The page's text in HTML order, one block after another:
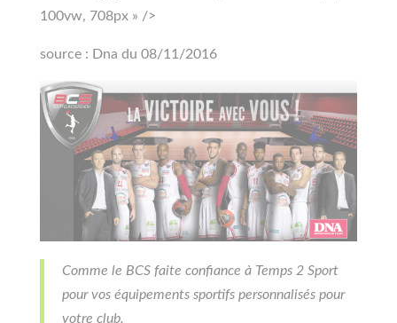
100vw, 708px » />
source : Dna du 08/11/2016
Comme le BCS faite confiance à Temps 2 Sport
pour vos équipements sportifs personnalisés pour
votre club.